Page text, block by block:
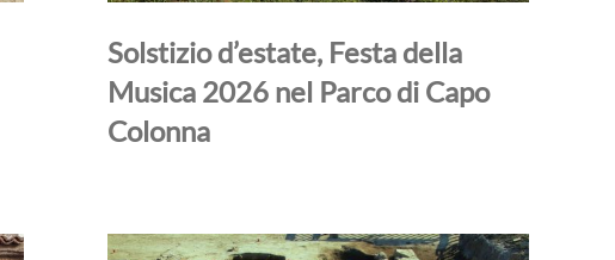
Solstizio d’estate, Festa della
Musica 2026 nel Parco di Capo
Colonna